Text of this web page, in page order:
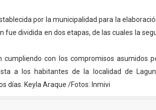
en el sector La Montañita
de origami
Mundial de la Lactancia Materna
brinda recreación y cultura a niños
por la municipalidad para la
fue dividida en dos etapas, de las cuales la
con los compromisos asumidos
a los habitantes de la localidad de
días. Keyla Araque /Fotos: Inmivi